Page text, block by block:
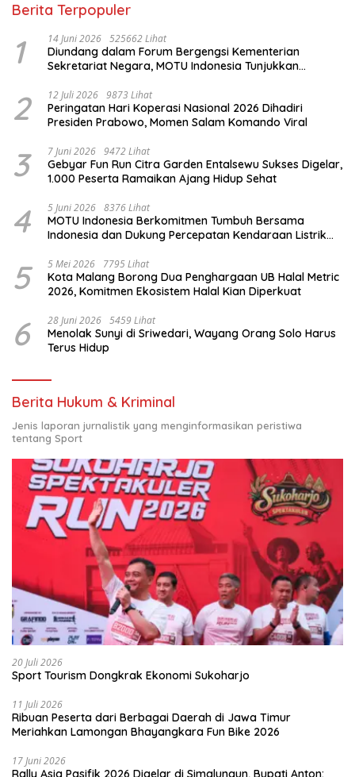
Berita Terpopuler
1 14 Juni 2026 525662 Lihat
Diundang dalam Forum Bergengsi Kementerian
Sekretariat Negara, MOTU Indonesia Tunjukkan
2 12 Juli 2026 9873 Lihat
Peringatan Hari Koperasi Nasional 2026 Dihadiri
Presiden Prabowo, Momen Salam Komando Viral
3 7 Juni 2026 9472 Lihat
Gebyar Fun Run Citra Garden Entalsewu Sukses Digelar,
1.000 Peserta Ramaikan Ajang Hidup Sehat
4 5 Juni 2026 8376 Lihat
MOTU Indonesia Berkomitmen Tumbuh Bersama
Indonesia dan Dukung Percepatan Kendaraan Listrik
5 5 Mei 2026 7795 Lihat
Kota Malang Borong Dua Penghargaan UB Halal Metric
2026, Komitmen Ekosistem Halal Kian Diperkuat
6 28 Juni 2026 5459 Lihat
Menolak Sunyi di Sriwedari, Wayang Orang Solo Harus
Terus Hidup
Berita Hukum & Kriminal
Jenis laporan jurnalistik yang menginformasikan peristiwa
tentang Sport
20 Juli 2026
Sport Tourism Dongkrak Ekonomi Sukoharjo
11 Juli 2026
Ribuan Peserta dari Berbagai Daerah di Jawa Timur
Meriahkan Lamongan Bhayangkara Fun Bike 2026
17 Juni 2026
Rally Asia Pasifik 2026 Digelar di Simalungun, Bupati Anton: